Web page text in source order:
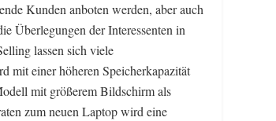
Kunden anboten werden, aber auch
Überlegungen der Interessenten in
lassen sich viele
mit einer höheren Speicherkapazität
mit größerem Bildschirm als
zum neuen Laptop wird eine